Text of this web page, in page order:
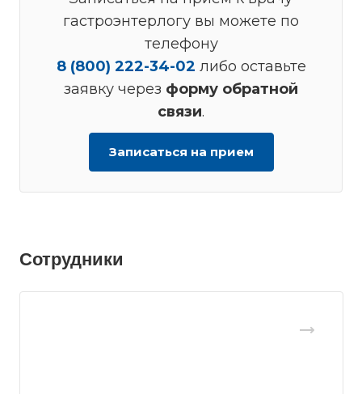
гастроэнтерлогу вы можете по
телефону
8 (800) 222-34-02 либо оставьте
заявку через форму обратной
связи.
Записаться на прием
Сотрудники